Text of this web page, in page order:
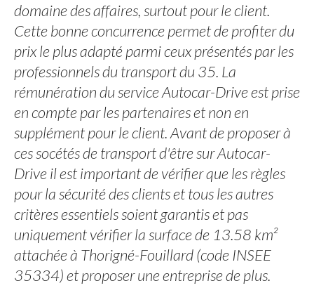
domaine des affaires, surtout pour le client.
Cette bonne concurrence permet de profiter du
prix le plus adapté parmi ceux présentés par les
professionnels du transport du 35. La
rémunération du service Autocar-Drive est prise
en compte par les partenaires et non en
supplément pour le client. Avant de proposer à
ces socétés de transport d'être sur Autocar-
Drive il est important de vérifier que les règles
pour la sécurité des clients et tous les autres
critères essentiels soient garantis et pas
uniquement vérifier la surface de 13.58 km²
attachée à Thorigné-Fouillard (code INSEE
35334) et proposer une entreprise de plus.